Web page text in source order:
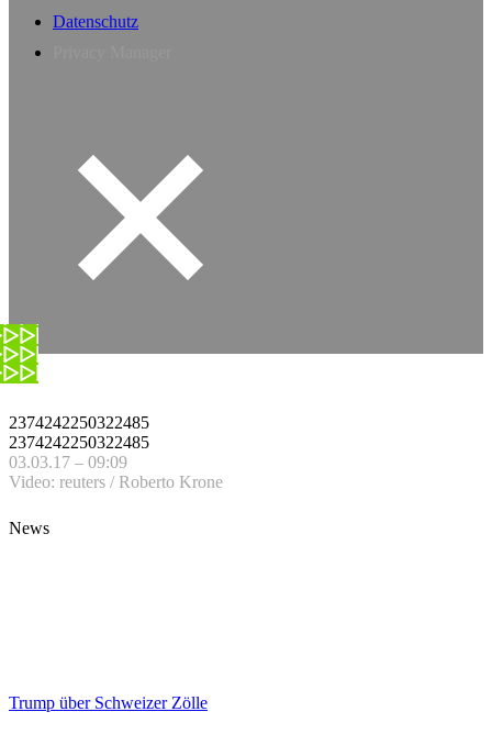
Datenschutz
2374242250322485
2374242250322485
03.03.17 – 09:09
Video: reuters / Roberto Krone
News
Trump über Schweizer Zölle